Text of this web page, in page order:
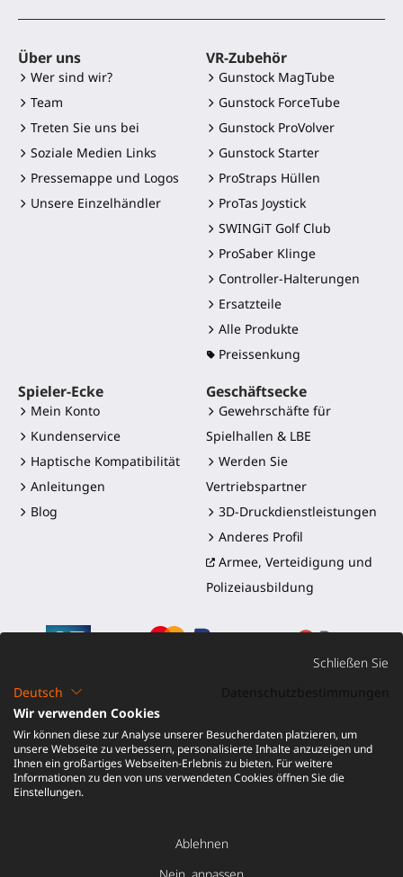
IN DEN WARENKORB LEGEN
Über uns
Wer sind wir?
Team
Treten Sie uns bei
Soziale Medien Links
Pressemappe und Logos
Unsere Einzelhändler
VR-Zubehör
Gunstock MagTube
Gunstock ForceTube
Gunstock ProVolver
Gunstock Starter
ProStraps Hüllen
ProTas Joystick
SWINGiT Golf Club
ProSaber Klinge
Controller-Halterungen
Ersatzteile
Alle Produkte
Preissenkung
Spieler-Ecke
Mein Konto
Kundenservice
Haptische Kompatibilität
Anleitungen
Blog
Geschäftsecke
Gewehrschäfte für
Spielhallen & LBE
Werden Sie
Vertriebspartner
3D-Druckdienstleistungen
Anderes Profil
Armee, Verteidigung und
Polizeiausbildung
©2016-2026 - ProTubeVR™
Versand und Zölle|Garantie|Rückgabe und
Rückerstattung
Schließen Sie
Deutsch
Wir verwenden Cookies
Wir können diese zur Analyse unserer Besucherdaten platzieren, um
unsere Webseite zu verbessern, personalisierte Inhalte anzuzeigen und
Ihnen ein großartiges Webseiten-Erlebnis zu bieten. Für weitere
Informationen zu den von uns verwendeten Cookies öffnen Sie die
Einstellungen.
Ablehnen